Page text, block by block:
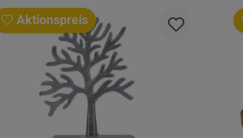
Aktionspreis